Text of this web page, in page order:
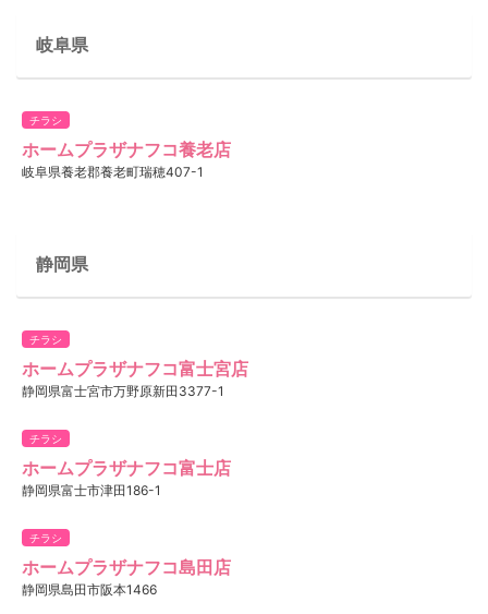
岐阜県
チラシ
ホームプラザナフコ養老店
岐阜県養老郡養老町瑞穂407-1
静岡県
チラシ
ホームプラザナフコ富士宮店
静岡県富士宮市万野原新田3377-1
チラシ
ホームプラザナフコ富士店
静岡県富士市津田186-1
チラシ
ホームプラザナフコ島田店
静岡県島田市阪本1466